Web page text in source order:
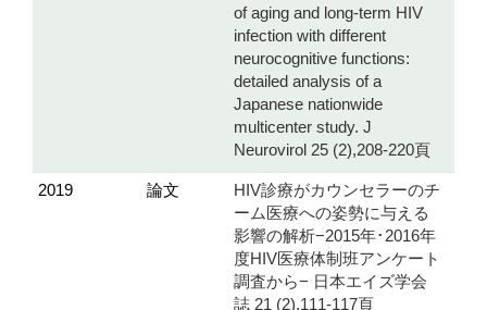
of aging and long-term HIV
infection with different
neurocognitive functions:
detailed analysis of a
Japanese nationwide
multicenter study. J
Neurovirol 25 (2),208-220頁
2019 論文
HIV診療がカウンセラーのチ
ーム医療への姿勢に与える
影響の解析−2015年･2016年
度HIV医療体制班アンケート
調査から− 日本エイズ学会
誌 21 (2),111-117頁